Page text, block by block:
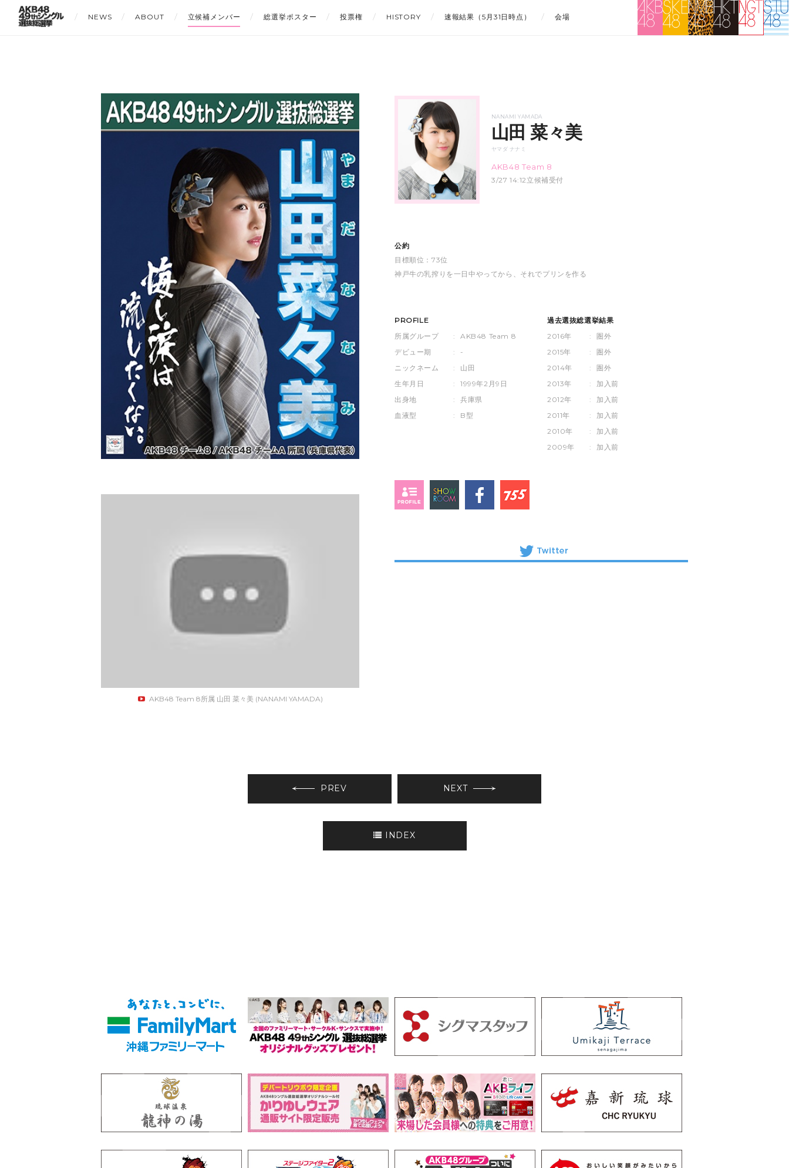
NEWS ABOUT 立候補メンバー 総選挙ポスター 投票権 HISTORY 速報結果（5月31日時点） 会場
AKB48 Team 8所属 山田 菜々美 (NANAMI YAMADA)
NANAMI YAMADA
山田 菜々美
ヤマダ ナナミ
AKB48 Team 8
3/27 14:12立候補受付
公約
目標順位：73位
神戸牛の乳搾りを一日中やってから、それでプリンを作る
PROFILE
所属グループ
:
AKB48 Team 8
デビュー期
:
-
ニックネーム
:
山田
生年月日
:
1999年2月9日
出身地
:
兵庫県
血液型
: B型
過去選抜総選挙結果
2016年
:
圏外
2015年
:
圏外
2014年
:
圏外
2013年
:
加入前
2012年
:
加入前
2011年
:
加入前
2010年
:
加入前
2009年
: 加入前
PREV NEXT
INDEX